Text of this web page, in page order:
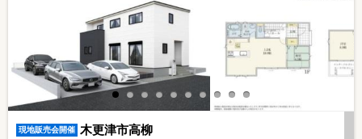
現地販売会開催 木更津市高柳